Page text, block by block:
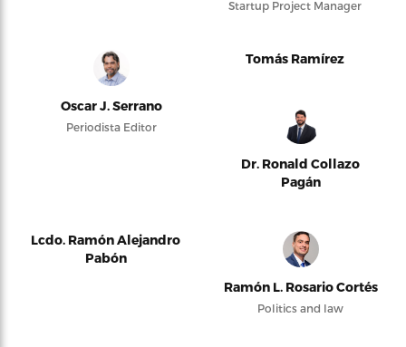
Startup Project Manager
Oscar J. Serrano
Periodista Editor
Tomás Ramírez
Dr. Ronald Collazo
Pagán
Lcdo. Ramón Alejandro
Pabón
Ramón L. Rosario Cortés
Politics and law